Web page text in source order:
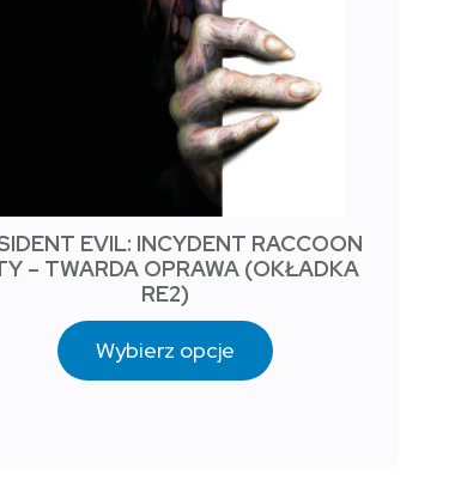
EVIL: INCYDENT RACCOON
– TWARDA OPRAWA (OKŁADKA
RE2)
Wybierz opcje